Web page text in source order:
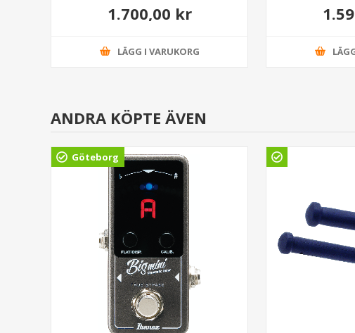
1.700,00 kr
LÄGG I VARUKORG
ANDRA KÖPTE ÄVEN
Göteborg